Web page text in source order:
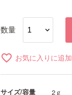
数量
favorite_border お気に入りに追加
サイズ/容量
2ｇ